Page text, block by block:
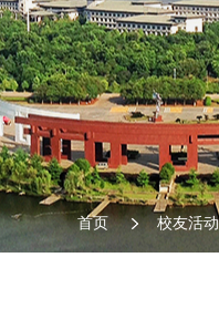
首页 校友活动